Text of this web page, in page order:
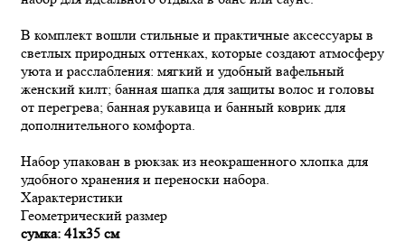
В комплект вошли стильные и практичные аксессуары в
светлых природных оттенках, которые создают атмосферу
уюта и расслабления: мягкий и удобный вафельный
женский килт; банная шапка для защиты волос и головы
от перегрева; банная рукавица и банный коврик для
дополнительного комфорта.
Набор упакован в рюкзак из неокрашенного хлопка для
удобного хранения и переноски набора.
Характеристики
Геометрический размер
сумка: 41х35 см